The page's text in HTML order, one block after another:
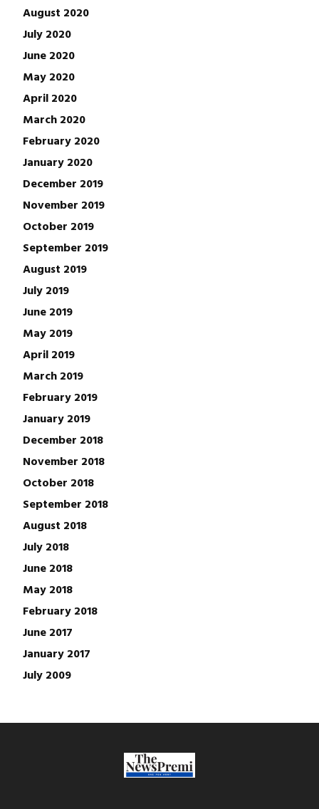
August 2020
July 2020
June 2020
May 2020
April 2020
March 2020
February 2020
January 2020
December 2019
November 2019
October 2019
September 2019
August 2019
July 2019
June 2019
May 2019
April 2019
March 2019
February 2019
January 2019
December 2018
November 2018
October 2018
September 2018
August 2018
July 2018
June 2018
May 2018
February 2018
June 2017
January 2017
July 2009